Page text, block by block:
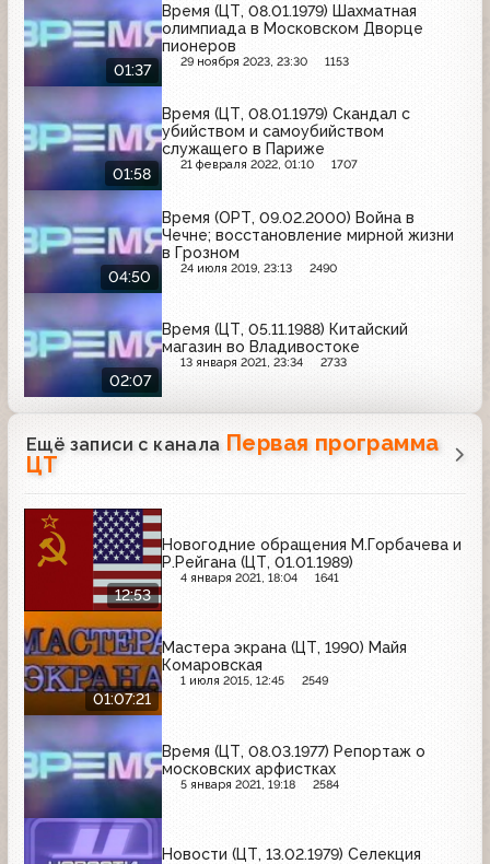
01:37
Время (ЦТ, 08.01.1979) Шахматная
олимпиада в Московском Дворце
пионеров
29 ноября 2023, 23:30 1153
01:58
Время (ЦТ, 08.01.1979) Скандал с
убийством и самоубийством
служащего в Париже
21 февраля 2022, 01:10 1707
04:50
Время (ОРТ, 09.02.2000) Война в
Чечне; восстановление мирной жизни
в Грозном
24 июля 2019, 23:13 2490
02:07
Время (ЦТ, 05.11.1988) Китайский
магазин во Владивостоке
13 января 2021, 23:34 2733
Ещё записи с канала Первая программа
ЦТ
12:53
Новогодние обращения М.Горбачева и
Р.Рейгана (ЦТ, 01.01.1989)
4 января 2021, 18:04 1641
01:07:21
Мастера экрана (ЦТ, 1990) Майя
Комаровская
1 июля 2015, 12:45 2549
Время (ЦТ, 08.03.1977) Репортаж о
московских арфистках
5 января 2021, 19:18 2584
Новости (ЦТ, 13.02.1979) Селекция